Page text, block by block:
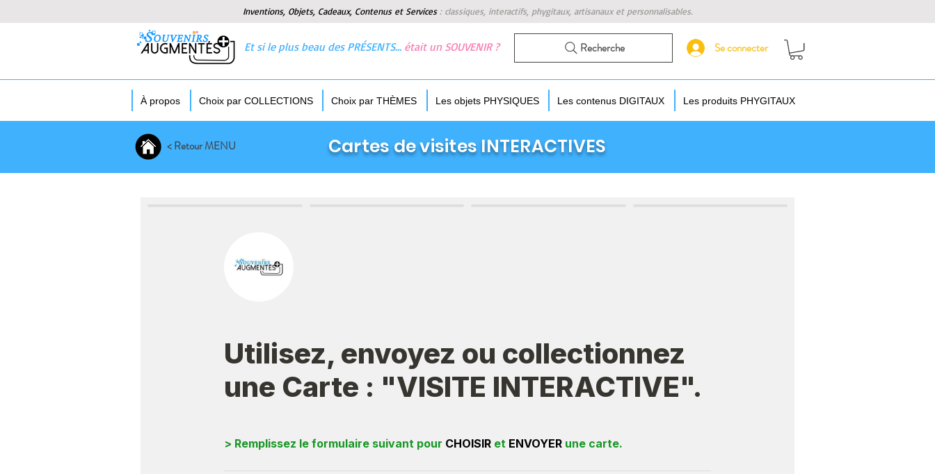
Inventions, Objets, Cadeaux, Contenus et Services : classiques, interactifs, phygitaux, artisanaux et personnalisables.
Et si le plus beau des PRÉSENTS… était un SOUVENIR ? Recherche Se connecter
À propos Choix par COLLECTIONS Choix par THÈMES Les objets PHYSIQUES Les contenus DIGITAUX Les produits PHYGITAUX
< Retour MENU Cartes de visites INTERACTIVES